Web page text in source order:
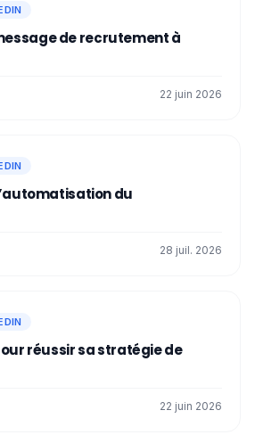
de recrutement à
22 juin 2026
du
28 juil. 2026
réussir sa stratégie de
22 juin 2026